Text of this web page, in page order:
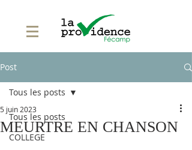
Post
Tous les posts
COLLEGE
Tous les posts
MEURTRE EN CHANSON
5 juin 2023